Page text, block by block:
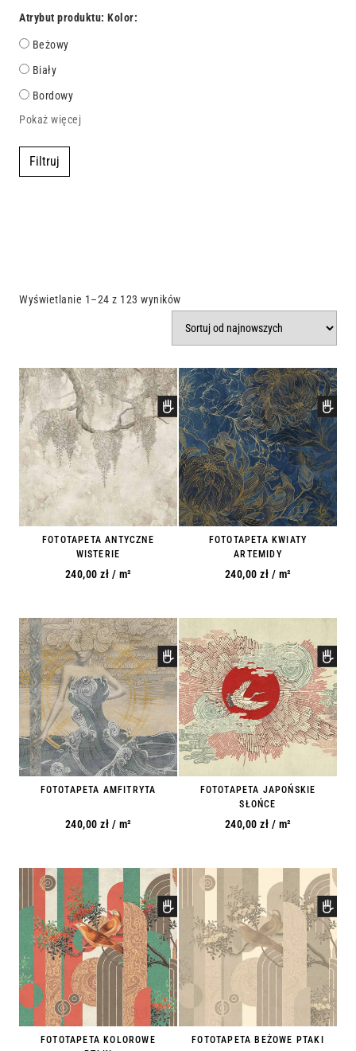
Atrybut produktu: Kolor:
Beżowy
Biały
Bordowy
Pokaż więcej
Filtruj
Wyświetlanie 1–24 z 123 wyników
FOTOTAPETA ANTYCZNE
WISTERIE
240,00 zł / m²
FOTOTAPETA KWIATY
ARTEMIDY
240,00 zł / m²
FOTOTAPETA AMFITRYTA
240,00 zł / m²
FOTOTAPETA JAPOŃSKIE
SŁOŃCE
240,00 zł / m²
FOTOTAPETA KOLOROWE
FOTOTAPETA BEŻOWE PTAKI